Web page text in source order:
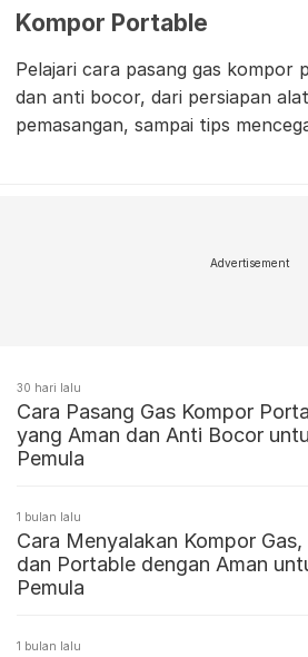
Kompor Portable
Pelajari cara pasang gas kompor
dan anti bocor, dari persiapan
pemasangan, sampai tips
Advertisement
30 hari lalu
Cara Pasang Gas Kompor
yang Aman dan Anti Bocor
Pemula
1 bulan lalu
Cara Menyalakan Kompor
dan Portable dengan Aman
Pemula
1 bulan lalu